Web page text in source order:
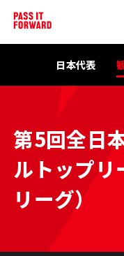
日本代表
第5回全日
ルトップリ
リーグ）